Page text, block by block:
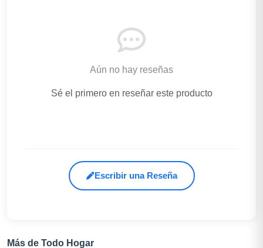
Aún no hay reseñas
Sé el primero en reseñar este producto
Escribir una Reseña
Más de Todo Hogar